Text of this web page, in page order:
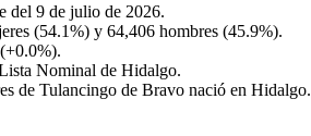
del 9 de julio de 2026.
(54.1%) y 64,406 hombres (45.9%).
Nominal de Hidalgo.
de Tulancingo de Bravo nació en Hidalgo.